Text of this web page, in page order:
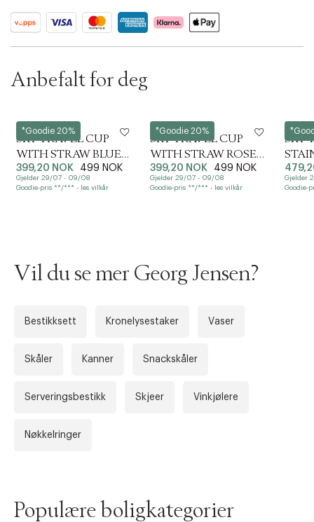
t
i
s
o
n
Anbefalt for deg
*Goodie 20%
Georg Jensen
SKY TRAVEL CUP
WITH STRAW BLUE
STAINLESS STEEL
AND PLASTIC
399,20 NOK 499 NOK
Gjelder 29/07 - 09/08
Goodie-pris **/*** - les vilkår
*Goodie 20%
Georg Jensen
SKY TRAVEL CUP
WITH STRAW ROSE
STAINLESS STEEL
AND PLASTIC
399,20 NOK 499 NOK
Gjelder 29/07 - 09/08
Goodie-pris **/*** - les vilkår
Georg
SKY
Gjelder
Goodie-
Vil du se mer Georg Jensen?
Bestikksett Kronelysestaker Vaser
Skåler Kanner Snackskåler
Serveringsbestikk Skjeer Vinkjølere
Nøkkelringer
Populære boligkategorier